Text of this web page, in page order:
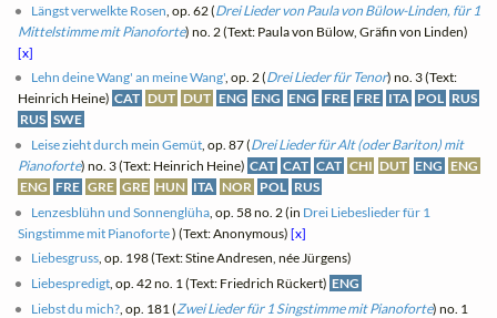
Längst verwelkte Rosen , op. 62 (Drei Lieder von Paula von Bülow-Linden, für 1
Mittelstimme mit Pianoforte) no. 2 (Text: Paula von Bülow, Gräfin von Linden)
[x]
Lehn deine Wang' an meine Wang', op. 2 (Drei Lieder für Tenor) no. 3 (Text:
Heinrich Heine) CAT DUT DUT ENG ENG ENG FRE FRE ITA POL RUS
RUS SWE
Leise zieht durch mein Gemüt , op. 87 (Drei Lieder für Alt (oder Bariton) mit
Pianoforte) no. 3 (Text: Heinrich Heine) CAT CAT CAT CHI DUT ENG ENG
ENG FRE GRE GRE HUN ITA NOR POL RUS
Lenzesblühn und Sonnenglüha , op. 58 no. 2 (in Drei Liebeslieder für 1
Singstimme mit Pianoforte) (Text: Anonymous)[x]
Liebesgruss, op. 198 (Text: Stine Andresen, née Jürgens)
Liebespredigt , op. 42 no. 1 (Text: Friedrich Rückert) ENG
Liebst du mich? , op. 181 (Zwei Lieder für 1 Singstimme mit Pianoforte) no. 1